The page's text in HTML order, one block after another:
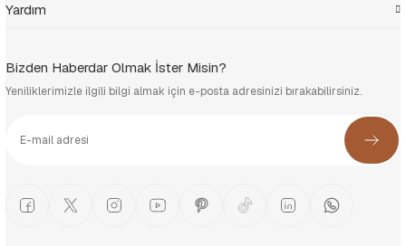
Yardım
Bizden Haberdar Olmak İster Misin?
Yeniliklerimizle ilgili bilgi almak için e-posta adresinizi bırakabilirsiniz.